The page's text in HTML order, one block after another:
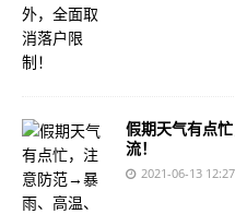
假期天气有点
流！
2021-06-13